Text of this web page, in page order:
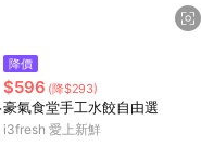
降價
$596 (降$293)
豪氣食堂手工水餃自由選
i3fresh 愛上新鮮